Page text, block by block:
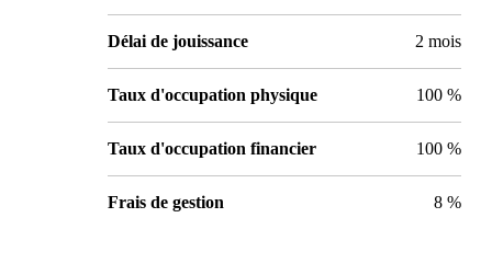
Délai de jouissance 2 mois
Taux d'occupation physique 100 %
Taux d'occupation financier 100 %
Frais de gestion 8 %